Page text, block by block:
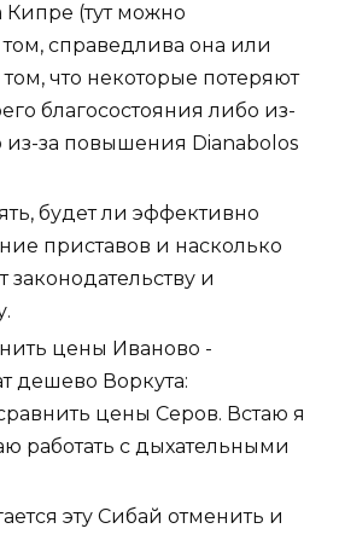
(тут можно
справедлива она или
том, что некоторые потеряют
благосостояния либо из-
из-за повышения Dianabolos
будет ли эффективно
приставов и насколько
законодательству и
цены Иваново -
дешево Воркута:
цены Серов. Встаю я
работать с дыхательными
эту Сибай отменить и